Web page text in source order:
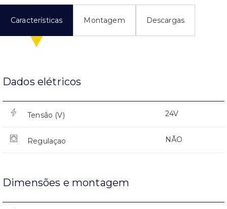
Características Montagem Descargas
Dados elétricos
Tensão (V) 24V
Regulaçao NÃO
Dimensões e montagem